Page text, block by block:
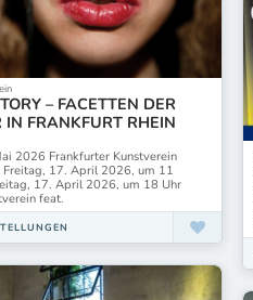
Künstlerhaus Schloss Plüschow
Leverkusen
Kunstverein
Gießen
und Kultur
& Kommunikation e.V.“
Gräfelfing
Kunstverein
– FACETTEN DER
IN FRANKFURT RHEIN
2026 Frankfurter Kunstverein
Freitag, 17. April 2026, um 11
17. April 2026, um 18 Uhr
feat.